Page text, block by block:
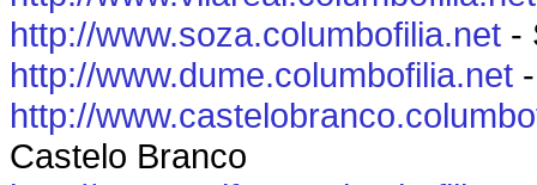
http://www.soza.columbofilia.net -
http://www.dume.columbofilia.net
http://
Castelo Branco